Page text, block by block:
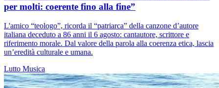
per molti: coerente fino alla fine”
L'amico “teologo”, ricorda il “patriarca” della canzone d’autore
italiana deceduto a 86 anni il 6 agosto: cantautore, scrittore e
riferimento morale. Dal valore della parola alla coerenza etica, lascia
un’eredità culturale e umana.
Lutto Musica